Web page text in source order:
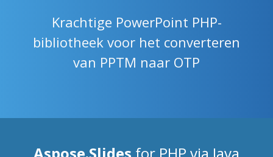
Krachtige PowerPoint PHP-
bibliotheek voor het converteren
van PPTM naar OTP
Aspose.Slides for PHP via Java